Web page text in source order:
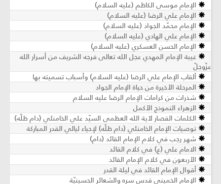
الإمام موسى الكاظم (عليه السلام)
الإمام علي الرضا (عليه السلام)
الإمام محمّد الجواد (عليه السلام)
الإمام علي الهادي (عليه السلام)
الإمام الحسن العسكري (عليه السلام)
غيبة الإمام المهدي عجل الله تعالى فرجه الشريف من أسرار الله
عزّوجلّ
ألقاب الإمام علي الرضا (عليه السلام) وأسباب تسميته بها
المرحلة الأخيرة من حياة الإمام الجواد
شذرات من كرامات الإمام الرضا عليه السلام
الزهراء النموذج الأكمل
الكلمات القصار لآية الله العظمى السيّد علي الخامنئي (دام ظلّه)
توصيات الإمام الخامنئي (دام ظلّه) لإحياء ليالي القدر المباركة
شهر رجب في كلام الإمام القائد (دام)
الامام علي (ع) في كلام القائد
الأربعون في كلام الإمام القائد
أقوال الإمام القائد في ليلة القدر
الإمام الخميني قدس سره والشعائر الحسينيّة